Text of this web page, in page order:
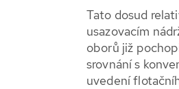
Tato dosud
usazovacím
oborů již
srovnání s
uvedení